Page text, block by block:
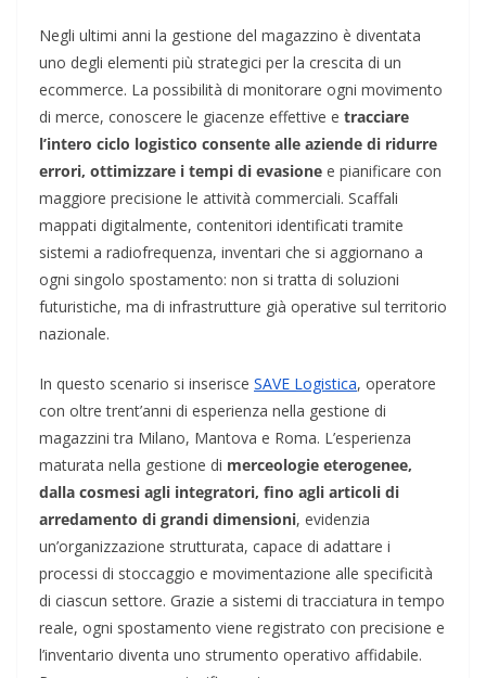
Negli ultimi anni la gestione del magazzino è diventata
uno degli elementi più strategici per la crescita di un
ecommerce. La possibilità di monitorare ogni movimento
di merce, conoscere le giacenze effettive e tracciare
l’intero ciclo logistico consente alle aziende di ridurre
errori, ottimizzare i tempi di evasione e pianificare con
maggiore precisione le attività commerciali. Scaffali
mappati digitalmente, contenitori identificati tramite
sistemi a radiofrequenza, inventari che si aggiornano a
ogni singolo spostamento: non si tratta di soluzioni
futuristiche, ma di infrastrutture già operative sul territorio
nazionale.
In questo scenario si inserisce SAVE Logistica, operatore
con oltre trent’anni di esperienza nella gestione di
magazzini tra Milano, Mantova e Roma. L’esperienza
maturata nella gestione di merceologie eterogenee,
dalla cosmesi agli integratori, fino agli articoli di
arredamento di grandi dimensioni, evidenzia
un’organizzazione strutturata, capace di adattare i
processi di stoccaggio e movimentazione alle specificità
di ciascun settore. Grazie a sistemi di tracciatura in tempo
reale, ogni spostamento viene registrato con precisione e
l’inventario diventa uno strumento operativo affidabile.